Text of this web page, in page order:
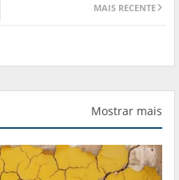
MAIS RECENTE
Mostrar mais